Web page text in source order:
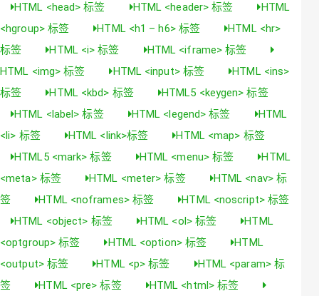
HTML <head> 标签
HTML <header> 标签
HTML
<hgroup> 标签
HTML <h1 – h6> 标签
HTML <hr>
标签
HTML <i> 标签
HTML <iframe> 标签
HTML <img> 标签
HTML <input> 标签
HTML <ins>
标签
HTML <kbd> 标签
HTML5 <keygen> 标签
HTML <label> 标签
HTML <legend> 标签
HTML
<li> 标签
HTML <link>标签
HTML <map> 标签
HTML5 <mark> 标签
HTML <menu> 标签
HTML
<meta> 标签
HTML <meter> 标签
HTML <nav> 标
签
HTML <noframes> 标签
HTML <noscript> 标签
HTML <object> 标签
HTML <ol> 标签
HTML
<optgroup> 标签
HTML <option> 标签
HTML
<output> 标签
HTML <p> 标签
HTML <param> 标
签
HTML <pre> 标签
HTML <html> 标签